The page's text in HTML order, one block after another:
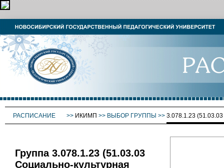
РАСПИСАНИЕ >> ИКИМП >> ВЫБОР ГРУППЫ >> 3.078.1.23
Группа 3.078.1.23 (51.03.03
Социально-культурная